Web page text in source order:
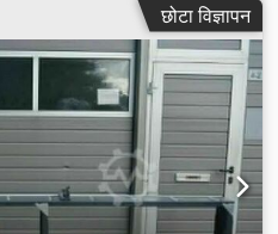
छोटा विज्ञापन